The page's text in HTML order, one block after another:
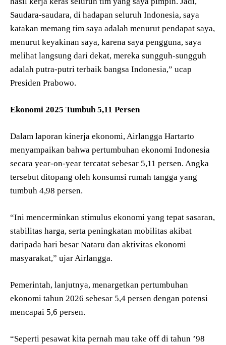
Saudara-saudara, di hadapan seluruh Indonesia, saya
katakan memang tim saya adalah menurut pendapat saya,
menurut keyakinan saya, karena saya pengguna, saya
melihat langsung dari dekat, mereka sungguh-sungguh
adalah putra-putri terbaik bangsa Indonesia,” ucap
Presiden Prabowo.
Ekonomi 2025 Tumbuh 5,11 Persen
Dalam laporan kinerja ekonomi, Airlangga Hartarto
menyampaikan bahwa pertumbuhan ekonomi Indonesia
secara year-on-year tercatat sebesar 5,11 persen. Angka
tersebut ditopang oleh konsumsi rumah tangga yang
tumbuh 4,98 persen.
“Ini mencerminkan stimulus ekonomi yang tepat sasaran,
stabilitas harga, serta peningkatan mobilitas akibat
daripada hari besar Nataru dan aktivitas ekonomi
masyarakat,” ujar Airlangga.
Pemerintah, lanjutnya, menargetkan pertumbuhan
ekonomi tahun 2026 sebesar 5,4 persen dengan potensi
mencapai 5,6 persen.
“Seperti pesawat kita pernah mau take off di tahun ’98